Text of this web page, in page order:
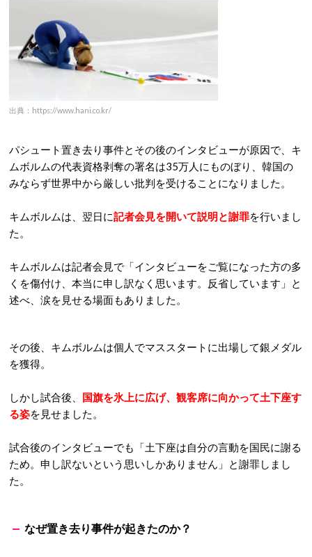
出典：https://www.hani.co.kr/
パシュート置き去り事件とその後のインタビューが原因で、キ
ムボルムの代表資格剥奪の署名は35万人にものぼり、韓国の
みならず世界中から厳しい批判を受けることになりました。
キムボルムは、翌日に記者会見を開いて説明と謝罪を行いまし
た。
キムボルムは記者会見で「インタビューをご覧になった方の多
くを傷付け、本当に申し訳なく思います。反省しています」と
述べ、涙を見せる場面もありました。
その後、キムボルムは個人でマススタートに出場して銀メダル
を獲得。
しかし試合後、 国旗を氷上に広げ、観客席に向かって土下座す
る姿を見せました。
試合後のインタビューでも「土下座は自分の言動を国民に謝る
ため。申し訳ないという思いしかありません」と謝罪しまし
た。
なぜ置き去り事件が起きたのか？